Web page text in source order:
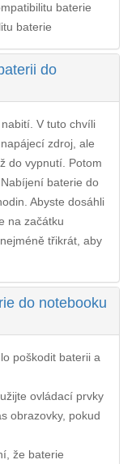
baterie
baterie
do
V tuto chvíli
zdroj, ale
do vypnutí. Potom
baterie do
Abyste dosáhli
na začátku
třikrát, aby
do notebooku
poškodit baterii a
ovládací prvky
obrazovky, pokud
že baterie